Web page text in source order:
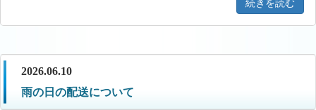
2026.06.10
雨の日の配送について